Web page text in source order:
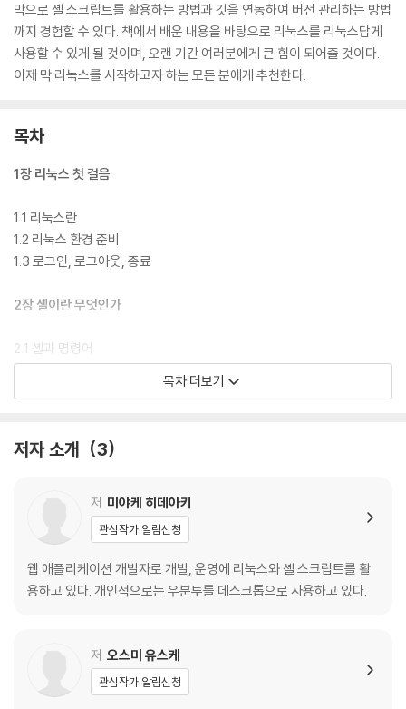
막으로 셸 스크립트를 활용하는 방법과 깃을 연동하여 버전 관리하는 방법
까지 경험할 수 있다. 책에서 배운 내용을 바탕으로 리눅스를 리눅스답게
사용할 수 있게 될 것이며, 오랜 기간 여러분에게 큰 힘이 되어줄 것이다.
이제 막 리눅스를 시작하고자 하는 모든 분에게 추천한다.
목차
1장 리눅스 첫 걸음
1.1 리눅스란
1.2 리눅스 환경 준비
1.3 로그인, 로그아웃, 종료
2장 셸이란 무엇인가
2.1 셸과 명령어
2.2 프롬프트
3.1 커맨드 라인 편집
3.2 셸을 사용하면서 만날 수 있는 문제
3.3 자동 완성 기능
3.4 명령 이력
4.1 리눅스는 파일로 구성된다
4.2 리눅스의 디렉터리 구조
목차 더보기
저자 소개 3
저 미야케 히데아키
관심작가 알림신청
웹 애플리케이션 개발자로 개발, 운영에 리눅스와 셸 스크립트를 활
용하고 있다. 개인적으로는 우분투를 데스크톱으로 사용하고 있다.
저 오스미 유스케
관심작가 알림신청